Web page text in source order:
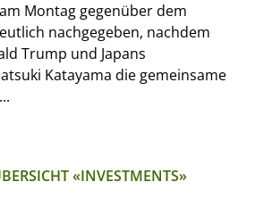
Montag gegenüber dem
nachgegeben, nachdem
Trump und Japans
Katayama die gemeinsame
«INVESTMENTS»